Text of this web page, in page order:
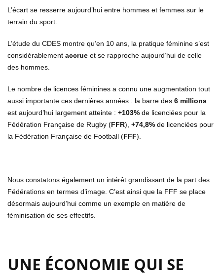
L’écart se resserre aujourd’hui entre hommes et femmes sur le
terrain du sport.
L’étude du CDES montre qu’en 10 ans, la pratique féminine s’est
considérablement accrue et se rapproche aujourd’hui de celle
des hommes.
Le nombre de licences féminines a connu une augmentation tout
aussi importante ces dernières années : la barre des 6 millions
est aujourd’hui largement atteinte : +103% de licenciées pour la
Fédération Française de Rugby (FFR), +74,8% de licenciées pour
la Fédération Française de Football (FFF).
Nous constatons également un intérêt grandissant de la part des
Fédérations en termes d’image. C’est ainsi que la FFF se place
désormais aujourd’hui comme un exemple en matière de
féminisation de ses effectifs.
UNE ÉCONOMIE QUI SE